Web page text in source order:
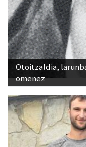
Otoitzaldia,
omenez